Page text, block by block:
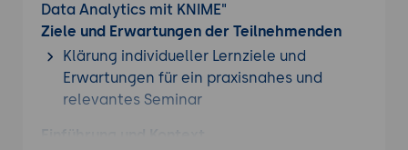
Data Analytics mit KNIME"
Ziele und Erwartungen der Teilnehmenden
Klärung individueller Lernziele und
Erwartungen für ein praxisnahes und
relevantes Seminar